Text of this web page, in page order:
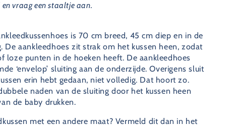
vraag een staaltje aan.
is 70 cm breed, 45 cm diep en in de
De aankleedhoes zit strak om het kussen heen, zodat
loze punten in de hoeken heeft. De aankleedhoes
‘envelop’ sluiting aan de onderzijde. Overigens sluit
erin hebt gedaan, niet volledig. Dat hoort zo.
naden van de sluiting door het kussen heen
de baby drukken.
met een andere maat? Vermeld dit dan in het